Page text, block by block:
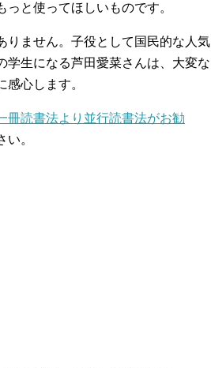
と使ってほしいものです。
りません。子役として国民的な人気
学生になる芦田愛菜さんは、大変な
心します。
冊読書法より並行読書法がお勧
。